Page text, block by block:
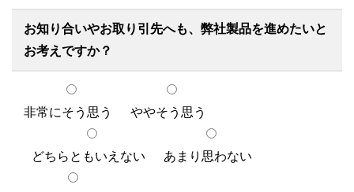
お知り合いやお取り引先へも、弊社製品を進めたいと
お考えですか？
非常にそう思う ややそう思う
どちらともいえない あまり思わない